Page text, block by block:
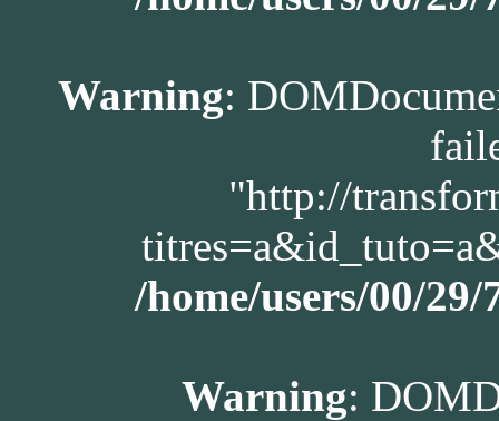
Warning:
"http://
/home/users/00/
Warning: